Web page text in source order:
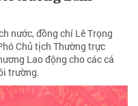
nước, đồng chí Lê Trọng
Chủ tịch Thường trực
Lao động cho các cá
trường.